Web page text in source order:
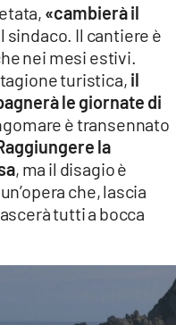
«cambierà il
sindaco. Il cantiere è
nei mesi estivi.
turistica, il
le giornate di
è transennato
la
, ma il disagio è
che, lascia
tutti a bocca